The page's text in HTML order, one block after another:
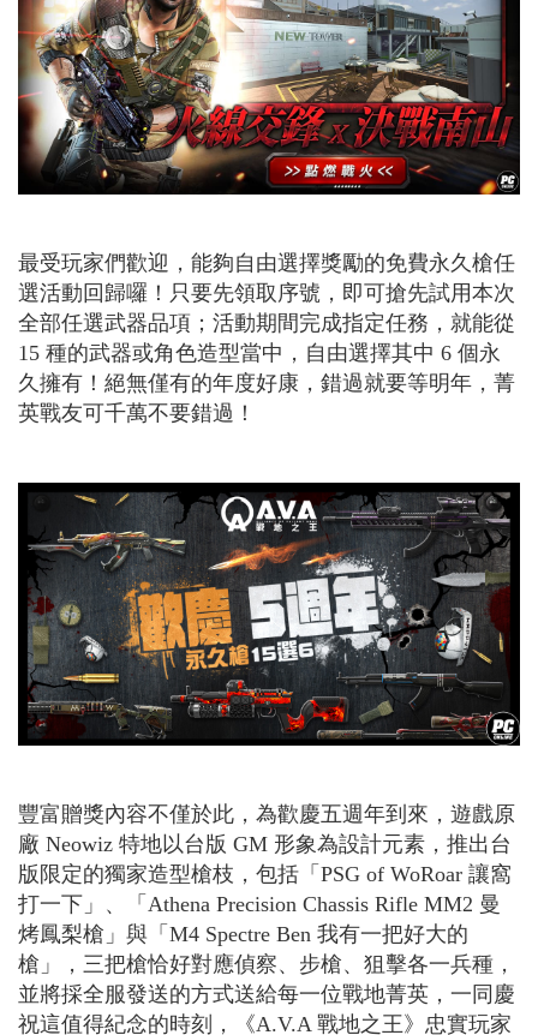
最受玩家們歡迎，能夠自由選擇獎勵的免費永久槍任
選活動回歸囉！只要先領取序號，即可搶先試用本次
全部任選武器品項；活動期間完成指定任務，就能從
15 種的武器或角色造型當中，自由選擇其中 6 個永
久擁有！絕無僅有的年度好康，錯過就要等明年，菁
英戰友可千萬不要錯過！
豐富贈獎內容不僅於此，為歡慶五週年到來，遊戲原
廠 Neowiz 特地以台版 GM 形象為設計元素，推出台
版限定的獨家造型槍枝，包括「 PSG of WoRoar 讓窩
打一下」、「 Athena Precision Chassis Rifle MM2 曼
烤鳳梨槍」與「 M4 Spectre Ben 我有一把好大的
槍」，三把槍恰好對應偵察、步槍、狙擊各一兵種，
並將採全服發送的方式送給每一位戰地菁英，一同慶
祝這值得紀念的時刻，《A.V.A 戰地之王》忠實玩家